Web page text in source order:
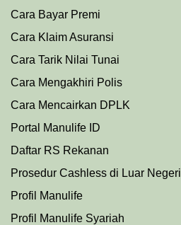
Cara Bayar Premi
Cara Klaim Asuransi
Cara Tarik Nilai Tunai
Cara Mengakhiri Polis
Cara Mencairkan DPLK
Portal Manulife ID
Daftar RS Rekanan
Prosedur Cashless di Luar Negeri
Profil Manulife
Profil Manulife Syariah